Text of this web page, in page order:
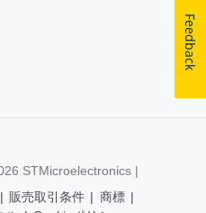
STMicroelectronics |
| 販売取引条件 | 商標 |
Feedback